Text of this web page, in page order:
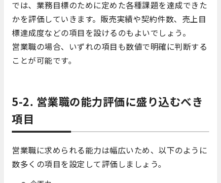
では、業務目標のために定めた各種課題を達成できた
かを評価していきます。販売実績や契約件数、売上目
標達成度などの項目を設けるのもよいでしょう。
営業職の場合、いずれの項目も数値で明確に判断する
ことが可能です。
5-2. 営業職の能力評価に盛り込むべき
項目
営業職に求められる能力は幅広いため、以下のように
数多くの項目を設定して評価しましょう。